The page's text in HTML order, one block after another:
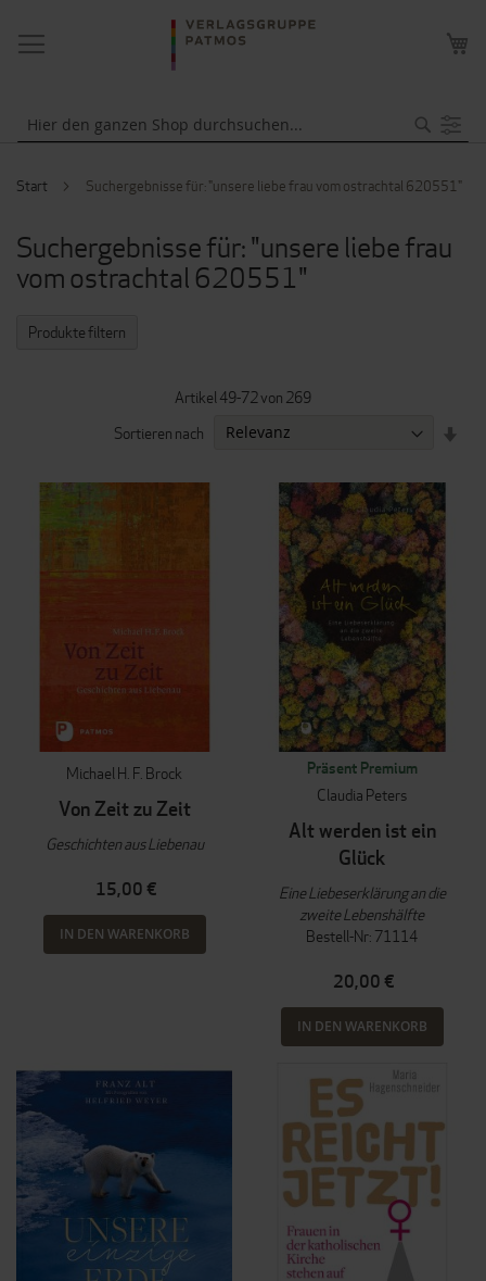
NAVIGATION
UMSCHALTEN
Start Suchergebnisse für: "unsere liebe frau vom ostrachtal 620551"
Suchergebnisse für: "unsere liebe frau
vom ostrachtal 620551"
Artikel 49-72von 269
Sortieren nach
Michael H. F. Brock
Von Zeit zu Zeit
Geschichten aus Liebenau
15,00 €
IN DEN WARENKORB
Präsent Premium
Claudia Peters
Alt werden ist ein
Glück
Eine Liebeserklärung an die
zweite Lebenshälfte
Bestell-Nr: 71114
20,00 €
IN DEN WARENKORB
Produkte filtern